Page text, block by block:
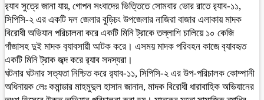
র‍্যাব সুত্রে জানা যায়, গোপন সংবাদের ভিত্তিতে সোমবার ভোর রাতে র‌্যাব-১১,
সিপিসি-২ এর একটি দল জেলার বুড়িচং উপজেলার নাজিরা বাজার এলাকায় মাদক
বিরোধী অভিযান পরিচালনা করে একটি মিনি ট্রাকে তল্লাশি চালিয়ে ১০ কেজি
গাঁজাসহ দুই মাদক ব‍্যাবসায়ী আটক করে। এসময় মাদক পরিবহন কাজে ব‍্যাবহৃত
একটি মিনি ট্রাক জব্দ করে র‍্যাব সদস্যরা।
ঘটনার ঘটনার সত্যতা নিশ্চিত করে র‌্যাব-১১, সিপিসি-২ এর উপ-পরিচালক কোম্পানী
অধিনায়ক লেঃ কমান্ডার মাহমুদুল হাসান জানান, মাদক বিরোধী ধারাবাহিক অভিযানের